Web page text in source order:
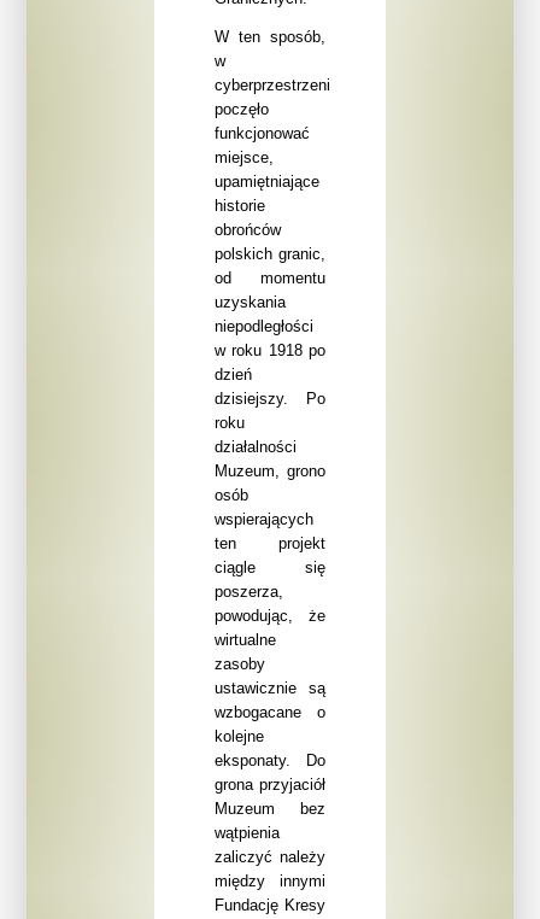
W ten sposób,
w
cyberprzestrzeni
poczęło
funkcjonować
miejsce,
upamiętniające
historie
obrońców
polskich granic,
od momentu
uzyskania
niepodległości
w roku 1918 po
dzień
dzisiejszy. Po
roku
działalności
Muzeum, grono
osób
wspierających
ten projekt
ciągle się
poszerza,
powodując, że
wirtualne
zasoby
ustawicznie są
wzbogacane o
kolejne
eksponaty. Do
grona przyjaciół
Muzeum bez
wątpienia
zaliczyć należy
między innymi
Fundację Kresy